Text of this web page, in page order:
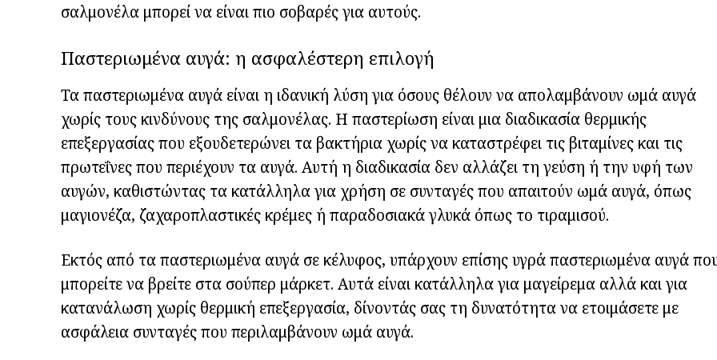
σαλμονέλα μπορεί να είναι πιο σοβαρές για αυτούς.
Παστεριωμένα αυγά: η ασφαλέστερη επιλογή
Τα παστεριωμένα αυγά είναι η ιδανική λύση για όσους θέλουν να απολαμβάνουν ωμά αυγά
χωρίς τους κινδύνους της σαλμονέλας. Η παστερίωση είναι μια διαδικασία θερμικής
επεξεργασίας που εξουδετερώνει τα βακτήρια χωρίς να καταστρέφει τις βιταμίνες και τις
πρωτεΐνες που περιέχουν τα αυγά. Αυτή η διαδικασία δεν αλλάζει τη γεύση ή την υφή των
αυγών, καθιστώντας τα κατάλληλα για χρήση σε συνταγές που απαιτούν ωμά αυγά, όπως
μαγιονέζα, ζαχαροπλαστικές κρέμες ή παραδοσιακά γλυκά όπως το τιραμισού.
Εκτός από τα παστεριωμένα αυγά σε κέλυφος, υπάρχουν επίσης υγρά παστεριωμένα αυγά
μπορείτε να βρείτε στα σούπερ μάρκετ. Αυτά είναι κατάλληλα για μαγείρεμα αλλά και για
κατανάλωση χωρίς θερμική επεξεργασία, δίνοντάς σας τη δυνατότητα να ετοιμάσετε με
ασφάλεια συνταγές που περιλαμβάνουν ωμά αυγά.